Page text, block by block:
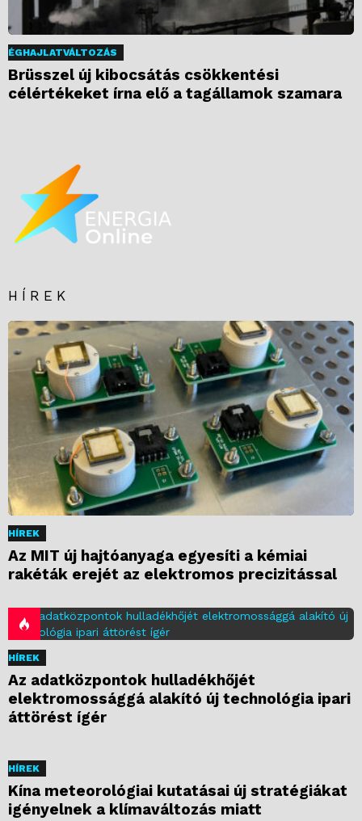
ÉGHAJLATVÁLTOZÁS
Brüsszel új kibocsátás csökkentési
célértékeket írna elő a tagállamok szamara
HÍREK
HÍREK
Az MIT új hajtóanyaga egyesíti a kémiai
rakéták erejét az elektromos precizitással
HÍREK
Az adatközpontok hulladékhőjét
elektromossággá alakító új technológia ipari
áttörést ígér
HÍREK
Kína meteorológiai kutatásai új stratégiákat
igényelnek a klímaváltozás miatt